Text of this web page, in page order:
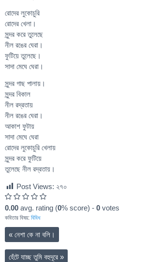
রোদের লুকোচুরি
রোদের খেলা।
সুন্দর করে তুলেছে
নীল রঙের ঘেরা।
ফুটিয়ে তুলেছে।
সাদা মেঘে ঘেরা।
সুন্দর গাছ পালায়।
সুন্দর বিকাল
নীল রদ্রতায়
নীল রঙের ঘেরা।
আকাশ ফুটায়
সাদা মেঘে ঘেরা
রোদের লুকোচুরি খেলায়
সুন্দর করে ফুটিয়ে
তুলেছে নীল রদ্রতায়।
Post Views: ২৭০
0.00 avg. rating (0% score) - 0 votes
কবিতার বিষয়: বিবিধ
« নেশা কে না বলি।
হেঁটে যাচ্ছ তুমি বহুদূরে »